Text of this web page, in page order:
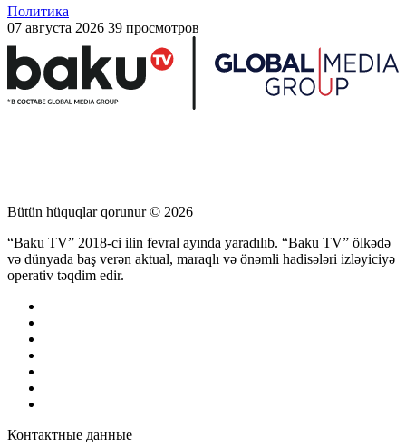
Политика
07 августа 2026 39 просмотров
Bütün hüquqlar qorunur © 2026
“Baku TV” 2018-ci ilin fevral ayında yaradılıb. “Baku TV” ölkədə
və dünyada baş verən aktual, maraqlı və önəmli hadisələri izləyiciyə
operativ təqdim edir.
Контактные данные